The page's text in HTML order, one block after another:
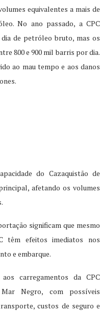
equivalentes a mais de
No ano passado, a CPC
de petróleo bruto, mas os
800 e 900 mil barris por dia.
ao mau tempo e aos danos
do Cazaquistão de
afetando os volumes
significam que mesmo
têm efeitos imediatos nos
e embarque.
carregamentos da CPC
Negro, com possíveis
custos de seguro e